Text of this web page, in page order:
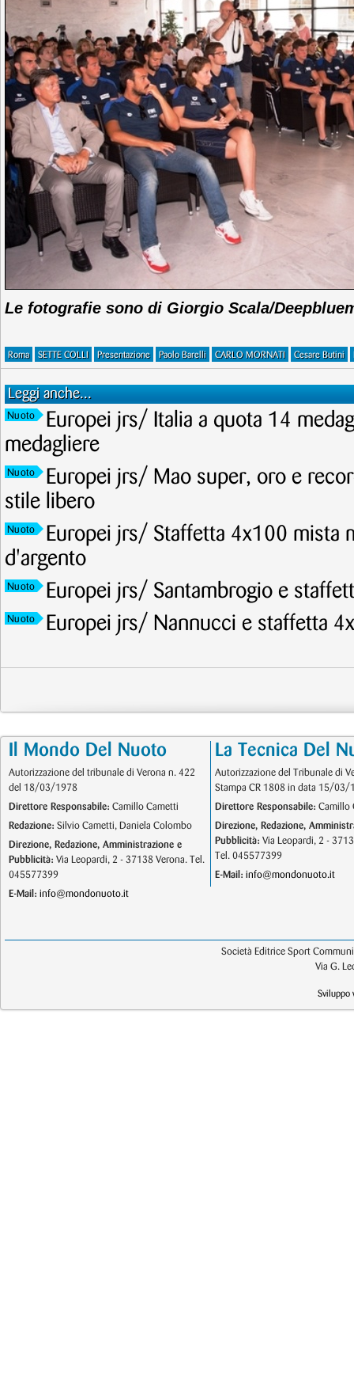
Le fotografie sono di Giorgio Scala/
Roma SETTE COLLI Presentazione Paolo Barelli CARLO MORNATI Cesare Butini
Leggi anche...
Nuoto
Europei jrs/ Italia a quota 14
medagliere
Nuoto
Europei jrs/ Mao super, oro e
stile libero
Nuoto
Europei jrs/ Staffetta 4x100 mista
d'argento
Nuoto Europei jrs/ Santambrogio e
Nuoto Europei jrs/ Nannucci e staffetta
Il Mondo Del Nuoto
Autorizzazione del tribunale di Verona n. 422
del 18/03/1978
Direttore Responsabile: Camillo Cametti
Redazione: Silvio Cametti, Daniela Colombo
Direzione, Redazione, Amministrazione e
Pubblicità: Via Leopardi, 2 - 37138 Verona. Tel.
045577399
E-Mail: info@mondonuoto.it
La Tecnica Del
Autorizzazione del Tribunale di
Stampa CR 1808 in data 15/03/
Direttore Responsabile: Camillo
Direzione, Redazione,
Pubblicità: Via Leopardi, 2 -
Tel. 045577399
E-Mail: info@mondonuoto.it
Società Editrice Sport
Via G.
Sviluppo